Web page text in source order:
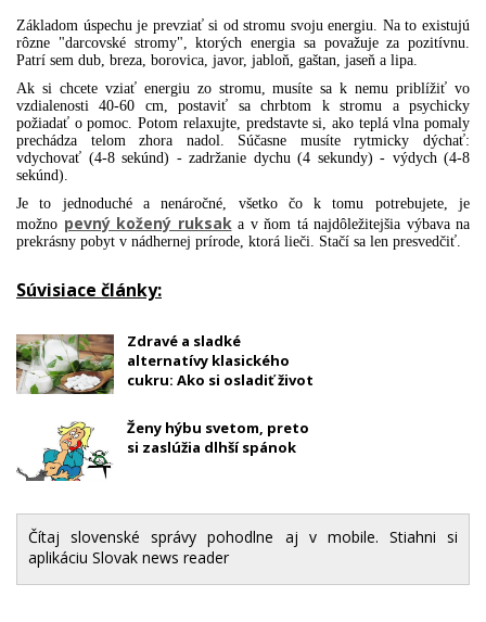
Základom úspechu je prevziať si od stromu svoju energiu. Na to existujú
rôzne "darcovské stromy", ktorých energia sa považuje za pozitívnu.
Patrí sem dub, breza, borovica, javor, jabloň, gaštan, jaseň a lipa.
Ak si chcete vziať energiu zo stromu, musíte sa k nemu priblížiť vo
vzdialenosti 40-60 cm, postaviť sa chrbtom k stromu a psychicky
požiadať o pomoc. Potom relaxujte, predstavte si, ako teplá vlna pomaly
prechádza telom zhora nadol. Súčasne musíterytmickydýchať:
vdychovať (4-8 sekúnd) - zadržanie dychu (4 sekundy) - výdych (4-8
sekúnd).
Je to jednoduché a nenáročné, všetko čo k tomu potrebujete, je
možno pevný kožený ruksaka v ňom tá najdôležitejšia výbava na
prekrásny pobyt v nádhernej prírode, ktorá lieči. Stačí sa len presvedčiť.
Súvisiace články:
Zdravé a sladké
alternatívy klasického
cukru: Ako si osladiť život
Ženy hýbu svetom, preto
si zaslúžia dlhší spánok
Čítaj slovenské správy pohodlne aj v mobile. Stiahni si
aplikáciu Slovak news reader